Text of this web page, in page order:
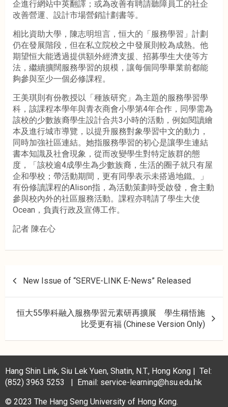
企進行網站中英翻譯；或為改善有聘請聽障員工的社企
改善營運、設計市場營銷計劃書等。
相比資助大學，陳志明坦言，恒大的「服務學習」計劃
仍在發展階段，但在私立院校之中發展則較為成熟。他
期望恒大能透過提供額外經濟支援、招募學生大使等方
法，繼續擴闊服務學習的規模，讓每個同學畢業前都能
夠參與至少一個必修課程。
王美琪則有份教授以「種族研究」為主題的服務學習學
科，該課程本學年與青衣商會小學第4年合作，同學需為
該校的少數族裔學生設計合共3小時的活動，例如閱讀繪
本及進行城市導覽，以提升服務對象學習中文的動力，
同時加強社區連結。她指服務學習的初心是讓學生連結
書本知識及社會現象，從而改變學生對特定族群的態
度，「該校逾4成學生為少數族裔，生活的圈子就只有屋
企和學校；帶活動期間，更有同學表示未搭過地鐵。」
有份修讀課程的Alison指，為活動策劃時受啟發，會主動
參與校內外的社區服務活動。課程亦聘請了學生大使
Ocean，負責行政及宣傳工作。
記者 陳在心
a
v
i
g
New Issue of “SERVE-LINK E-News” Released
恒大55學科融入服務學習元素研再擴展 學生稱悟施
比受更有福 (Chinese Version Only)
Hang Shin Link, Siu Lek Yuen, Shatin, N.T., Hong Kong | Tel:
(852) 3963 5253 | Email: service-learning@hsu.edu.hk
© 2023 The Hang Seng University of Hong Kong.